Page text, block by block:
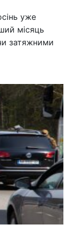
уже
місяць
затяжними